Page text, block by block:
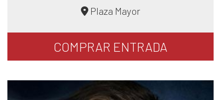
Plaza Mayor
COMPRAR ENTRADA